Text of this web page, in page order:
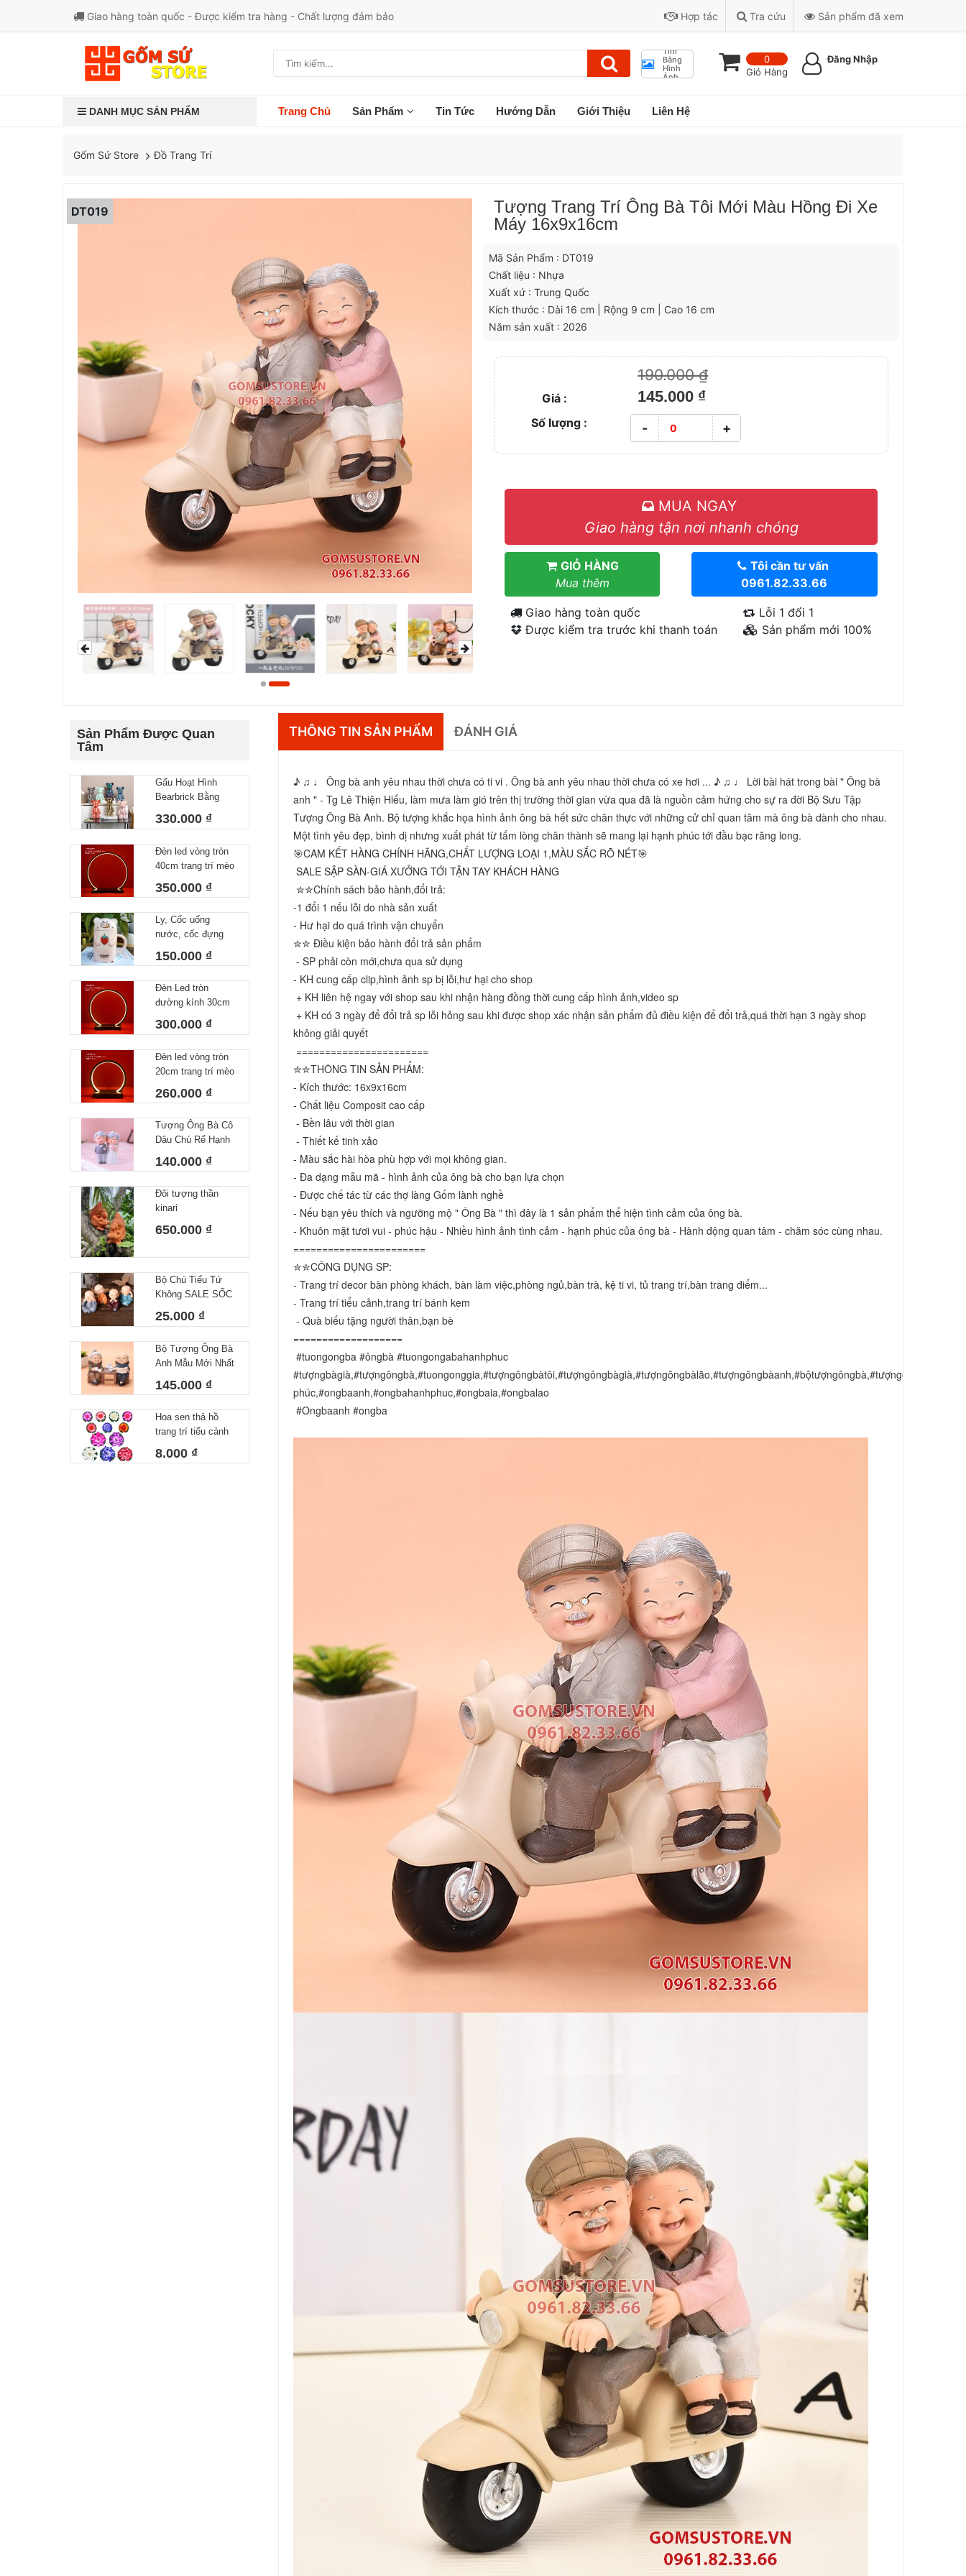
Giao hàng toàn quốc - Được kiểm tra hàng - Chất lượng đảm bảo Hợp tác Tra cứu Sản phẩm đã xem
Tìm
Bằng
Hình
Ảnh
0
Giỏ Hàng
Đăng Nhập
DANH MỤC SẢN PHẨM Trang Chủ Sản Phẩm Tin Tức Hướng Dẫn Giới Thiệu Liên Hệ
Gốm Sứ Store Đồ Trang Trí
DT019
Tượng Trang Trí Ông Bà Tôi Mới Màu Hồng Đi Xe
Máy 16x9x16cm
Mã Sản Phẩm : DT019
Chất liệu : Nhựa
Xuất xứ : Trung Quốc
Kích thước : Dài 16 cm | Rộng 9 cm | Cao 16 cm
Năm sản xuất : 2026
190.000 ₫
Giá : 145.000 ₫
Số lượng : - +
MUA NGAY
Giao hàng tận nơi nhanh chóng
GIỎ HÀNG
Mua thêm
Tôi cần tư vấn
0961.82.33.66
Giao hàng toàn quốc
Được kiểm tra trước khi thanh toán
Lỗi 1 đổi 1
Sản phẩm mới 100%
Sản Phẩm Được Quan
Tâm
Gấu Hoạt Hình
Bearbrick Bằng
Gốm Trang Trí Nhà
Cửa 28x14cm
330.000 ₫
Đèn led vòng tròn
40cm trang trí mèo
phong thuỷ
350.000 ₫
Ly, Cốc uống
nước, cốc đựng
cháo hình mèo,
heo, hổ có nắp sứ
150.000 ₫
Đèn Led tròn
đường kính 30cm
trang trí mèo thần
tài, tượng phong
300.000 ₫
Đèn led vòng tròn
20cm trang trí mèo
phong thuỷ
260.000 ₫
Tượng Ông Bà Cô
Dâu Chú Rể Hạnh
Phúc Decor Nhà
Cửa Trang Trí
Tặng Ý Nghĩa Cho
Người Thân Yêu
140.000 ₫
Đôi tượng thần
kinari
650.000 ₫
Bộ Chú Tiểu Tứ
Không SALE SỐC
Bộ tượng chú tiểu
đáng yêu Bộ 4 chú
25.000 ₫
Bộ Tượng Ông Bà
Anh Mẫu Mới Nhất
Nhà Cửa Ông Bà
145.000 ₫
Hoa sen thả hồ
trang trí tiểu cảnh
thả bát tụ thủy,thả
hồ,thả bể cá
8.000 ₫
THÔNG TIN SẢN PHẨM ĐÁNH GIÁ
♪ ♫ ♩ Ông bà anh yêu nhau thời chưa có ti vi . Ông bà anh yêu nhau thời chưa có xe hơi ... ♪ ♫ ♩ Lời bài hát trong bài " Ông bà
anh " - Tg Lê Thiện Hiếu, làm mưa làm gió trên thị trường thời gian vừa qua đã là nguồn cảm hứng cho sự ra đời Bộ Sưu Tập
Tượng Ông Bà Anh. Bộ tượng khắc họa hình ảnh ông bà hết sức chân thực với những cử chỉ quan tâm mà ông bà dành cho nhau.
Một tình yêu đẹp, bình dị nhưng xuất phát từ tấm lòng chân thành sẽ mang lại hạnh phúc tới đầu bạc răng long.
🎯CAM KẾT HÀNG CHÍNH HÃNG,CHẤT LƯỢNG LOẠI 1,MÀU SẮC RÕ NÉT️🎯
SALE SẬP SÀN-GIÁ XƯỞNG TỚI TẬN TAY KHÁCH HÀNG
✮✮Chính sách bảo hành,đổi trả:
-1 đổi 1 nếu lỗi do nhà sản xuất
- Hư hại do quá trình vận chuyển
✮✮ Điều kiện bảo hành đổi trả sản phẩm
- SP phải còn mới,chưa qua sử dụng
- KH cung cấp clip,hình ảnh sp bị lỗi,hư hại cho shop
+ KH liên hệ ngay với shop sau khi nhận hàng đồng thời cung cấp hình ảnh,video sp
+ KH có 3 ngày để đổi trả sp lỗi hỏng sau khi được shop xác nhận sản phẩm đủ điều kiện để đổi trả,quá thời hạn 3 ngày shop
không giải quyết
=======================
✮✮THÔNG TIN SẢN PHẨM:
- Kích thước: 16x9x16cm
- Chất liệu Composit cao cấp
- Bền lâu với thời gian
- Thiết kế tinh xảo
- Màu sắc hài hòa phù hợp với mọi không gian.
- Đa dạng mẫu mã - hình ảnh của ông bà cho bạn lựa chọn
- Được chế tác từ các thợ làng Gốm lành nghề
- Nếu bạn yêu thích và ngưỡng mộ " Ông Bà " thì đây là 1 sản phẩm thể hiện tình cảm của ông bà.
- Khuôn mặt tươi vui - phúc hậu - Nhiều hình ảnh tình cảm - hạnh phúc của ông bà - Hành động quan tâm - chăm sóc cùng nhau.
=======================
✮✮CÔNG DỤNG SP:
- Trang trí decor bàn phòng khách, bàn làm việc,phòng ngủ,bàn trà, kệ ti vi, tủ trang trí,bàn trang điểm...
- Trang trí tiểu cảnh,trang trí bánh kem
- Quà biếu tặng người thân,bạn bè
===================
#tuongongba #ôngbà #tuongongabahanhphuc
phúc,#ongbaanh,#ongbahanhphuc,#ongbaia,#ongbalao
#Ongbaanh #ongba